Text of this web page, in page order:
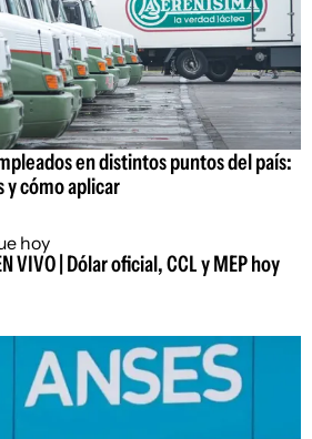
en distintos puntos del país:
y cómo aplicar
VIVO | Dólar oficial, CCL y MEP hoy